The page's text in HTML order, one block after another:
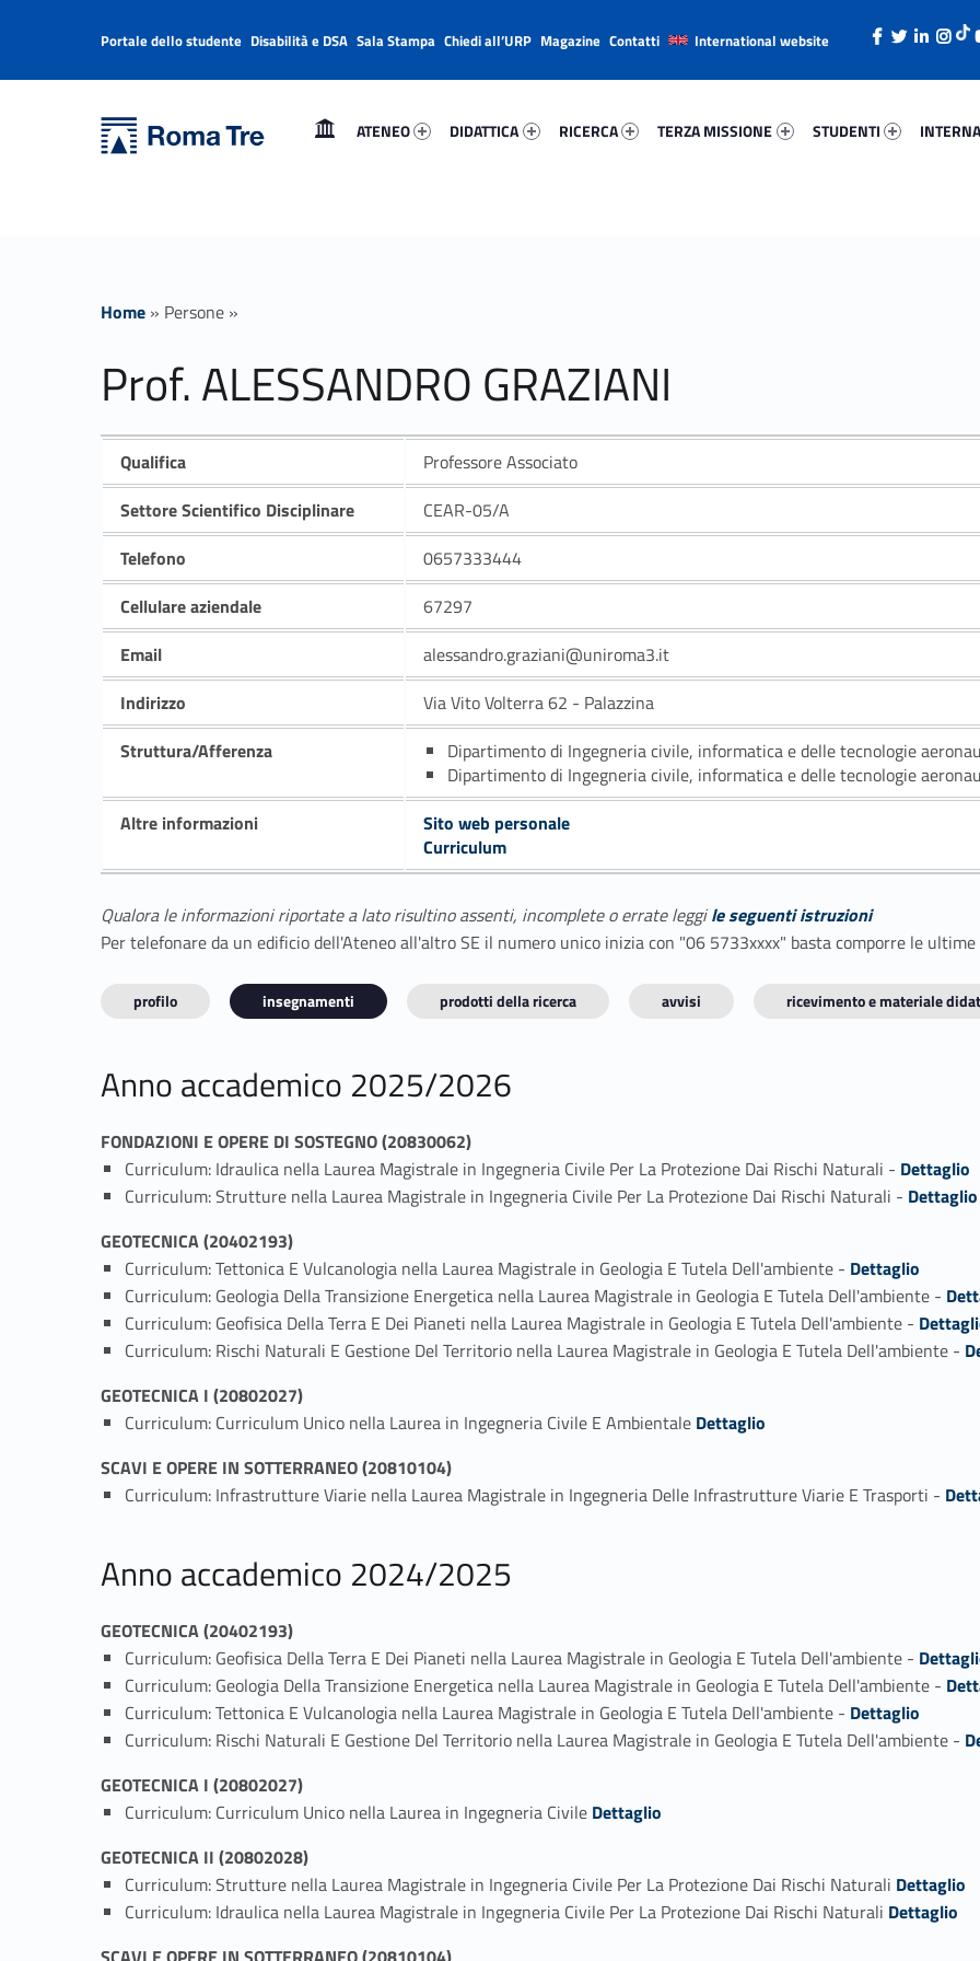
Prof. ALESSANDRO GRAZIANI insegnamenti - Università Roma Tre
ATENEO
DIDATTICA
RICERCA
TERZA MISSIONE
STUDENTI
Header info sidebar
Portale dello studente Disabilità e DSA Sala Stampa Chiedi all’URP Magazine Contatti International website
Home » Persone »
Prof. ALESSANDRO GRAZIANI
Qualifica
Professore Associato
Settore Scientifico Disciplinare
CEAR-05/A
Telefono
0657333444
Cellulare aziendale
67297
Email
alessandro.graziani@uniroma3.it
Indirizzo
Via Vito Volterra 62 - Palazzina
Struttura/Afferenza
Dipartimento di Ingegneria civile, informatica e delle tecnologie
Dipartimento di Ingegneria civile, informatica e delle tecnologie
Altre informazioni
Sito web personale
Curriculum
Qualora le informazioni riportate a lato risultino assenti, incomplete o errate leggile seguenti istruzioni
Per telefonare da un edificio dell'Ateneo all'altro SE il numero unico inizia con "06 5733xxxx" basta comporre le
profilo insegnamenti prodotti della ricerca avvisi ricevimento e materiale
Anno accademico 2025/2026
FONDAZIONI E OPERE DI SOSTEGNO (20830062)
Curriculum: Idraulica nella Laurea Magistrale in Ingegneria Civile Per La Protezione Dai Rischi Naturali - Link identifier #identifier_person_173668-1
Dettaglio
Curriculum: Strutture nella Laurea Magistrale in Ingegneria Civile Per La Protezione Dai Rischi Naturali - Link identifier #identifier_person_73218-2
Dettaglio
GEOTECNICA (20402193)
Curriculum: Tettonica E Vulcanologia nella Laurea Magistrale in Geologia E Tutela Dell'ambiente - Link identifier #identifier_person_58669-1
Dettaglio
Curriculum: Geologia Della Transizione Energetica nella Laurea Magistrale in Geologia E Tutela Dell'ambiente - Link identifier #identifier_person_138846-2
Curriculum: Geofisica Della Terra E Dei Pianeti nella Laurea Magistrale in Geologia E Tutela Dell'ambiente - Link identifier #identifier_person_89369-3
Curriculum: Rischi Naturali E Gestione Del Territorio nella Laurea Magistrale in Geologia E Tutela Dell'ambiente - Link identifier #identifier_person_97763-4
GEOTECNICA I (20802027)
Curriculum: Curriculum Unico nella Laurea in Ingegneria Civile E Ambientale Link identifier #identifier_person_170092-1
Dettaglio
SCAVI E OPERE IN SOTTERRANEO (20810104)
Curriculum: Infrastrutture Viarie nella Laurea Magistrale in Ingegneria Delle Infrastrutture Viarie E Trasporti - Link identifier #identifier_person_157582-1
Anno accademico 2024/2025
GEOTECNICA (20402193)
Curriculum: Geofisica Della Terra E Dei Pianeti nella Laurea Magistrale in Geologia E Tutela Dell'ambiente - Link identifier #identifier_person_127641-1
Curriculum: Geologia Della Transizione Energetica nella Laurea Magistrale in Geologia E Tutela Dell'ambiente - Link identifier #identifier_person_33832-2
Curriculum: Tettonica E Vulcanologia nella Laurea Magistrale in Geologia E Tutela Dell'ambiente - Link identifier #identifier_person_17986-3
Dettaglio
Curriculum: Rischi Naturali E Gestione Del Territorio nella Laurea Magistrale in Geologia E Tutela Dell'ambiente - Link identifier #identifier_person_36312-4
GEOTECNICA I (20802027)
Curriculum: Curriculum Unico nella Laurea in Ingegneria Civile Link identifier #identifier_person_199599-1
Dettaglio
GEOTECNICA II (20802028)
Curriculum: Strutture nella Laurea Magistrale in Ingegneria Civile Per La Protezione Dai Rischi Naturali Link identifier #identifier_person_35928-1
Dettaglio
Curriculum: Idraulica nella Laurea Magistrale in Ingegneria Civile Per La Protezione Dai Rischi Naturali Link identifier #identifier_person_75189-2
Dettaglio